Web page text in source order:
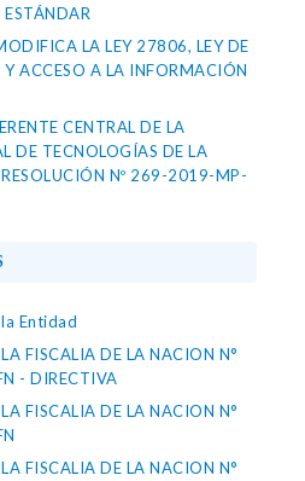
LA LEY 27806, LEY DE
Y ACCESO A LA INFORMACIÓN
CENTRAL DE LA
DE TECNOLOGÍAS DE LA
Nº 269-2019-MP-
Entidad
FISCALIA DE LA NACION N°
- DIRECTIVA
FISCALIA DE LA NACION N°
FISCALIA DE LA NACION N°